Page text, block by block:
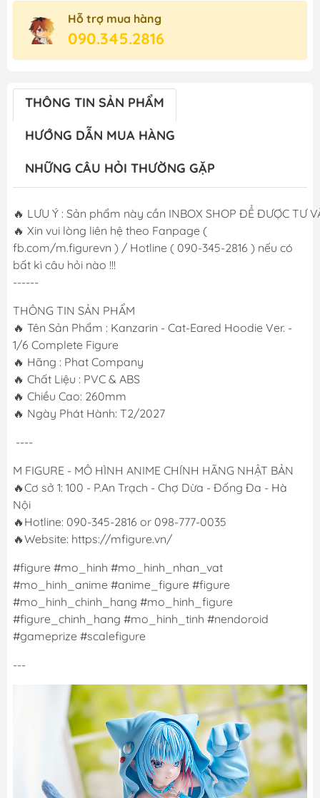
Hỗ trợ mua hàng
090.345.2816
THÔNG TIN SẢN PHẨM
HƯỚNG DẪN MUA HÀNG
NHỮNG CÂU HỎI THƯỜNG GẶP
🔥 LƯU Ý : Sản phẩm này cần INBOX SHOP ĐỂ ĐƯỢC TƯ
🔥 Xin vui lòng liên hệ theo Fanpage (
fb.com/m.figurevn ) / Hotline ( 090-345-2816 ) nếu có
bất kì câu hỏi nào !!!
------
THÔNG TIN SẢN PHẨM
🔥 Tên Sản Phẩm : Kanzarin - Cat-Eared Hoodie Ver. -
1/6 Complete Figure
🔥 Hãng : Phat Company
🔥 Chất Liệu : PVC & ABS
🔥 Chiều Cao: 260mm
🔥 Ngày Phát Hành: T2/2027
----
M FIGURE - MÔ HÌNH ANIME CHÍNH HÃNG NHẬT BẢN
🔥Cơ sở 1: 100 - P.An Trạch - Chợ Dừa - Đống Đa - Hà
Nội
🔥Hotline: 090-345-2816 or 098-777-0035
🔥Website: https://mfigure.vn/
#figure #mo_hinh #mo_hinh_nhan_vat
#mo_hinh_anime #anime_figure #figure
#mo_hinh_chinh_hang #mo_hinh_figure
#figure_chinh_hang #mo_hinh_tinh #nendoroid
#gameprize #scalefigure
---